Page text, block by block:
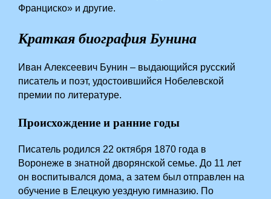
Франциско» и другие.
Краткая биография Бунина
Иван Алексеевич Бунин – выдающийся русский
писатель и поэт, удостоившийся Нобелевской
премии по литературе.
Происхождение и ранние годы
Писатель родился 22 октября 1870 года в
Воронеже в знатной дворянской семье. До 11 лет
он воспитывался дома, а затем был отправлен на
обучение в Елецкую уездную гимназию. По